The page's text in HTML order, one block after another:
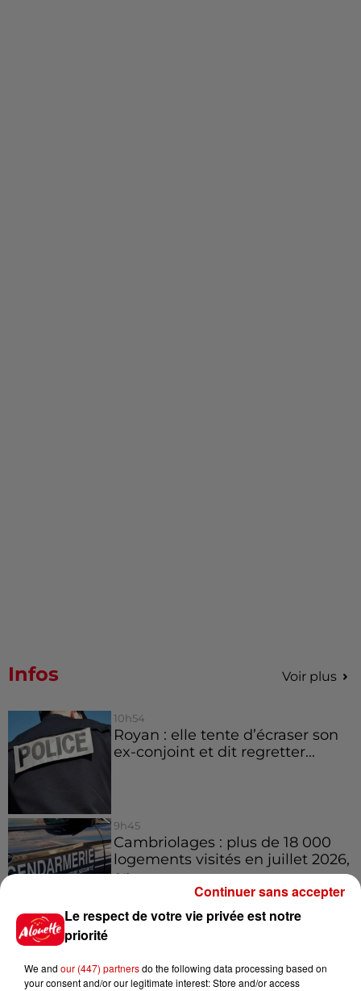
Infos Voir plus
10h54
Royan : elle tente d’écraser son
ex-conjoint et dit regretter...
9h45
Cambriolages : plus de 18 000
logements visités en juillet 2026,
en...
est son programme ?
Le respect de votre vie privée est notre
priorité
We and our (447) partnersdo the following data processing based on
your consent and/or our legitimate interest: Store and/or access
Continuer sans accepter